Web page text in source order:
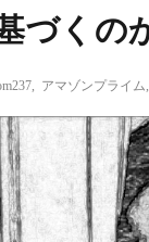
づくの
アマゾンプライム